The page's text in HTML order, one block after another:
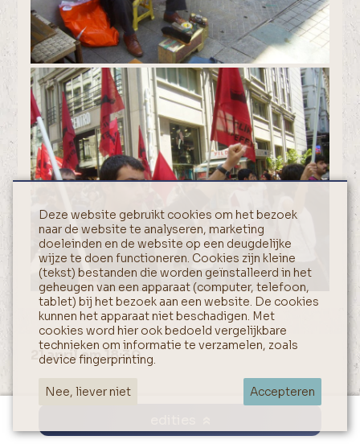
21 april om 18:30
Deze website gebruikt cookies om het bezoek
naar de website te analyseren, marketing
doeleinden en de website op een deugdelijke
wijze te doen functioneren. Cookies zijn kleine
(tekst) bestanden die worden geïnstalleerd in het
geheugen van een apparaat (computer, telefoon,
tablet) bij het bezoek aan een website. De cookies
kunnen het apparaat niet beschadigen. Met
cookies word hier ook bedoeld vergelijkbare
technieken om informatie te verzamelen, zoals
device fingerprinting.
Nee, liever niet Accepteren